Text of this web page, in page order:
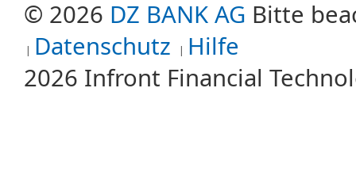
© 2026 DZ BANK AG Bitte
Datenschutz Hilfe
2026 Infront Financial